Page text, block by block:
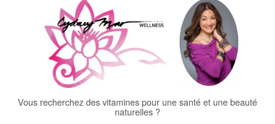
Vous recherchez des vitamines pour une santé et une beauté
naturelles ?